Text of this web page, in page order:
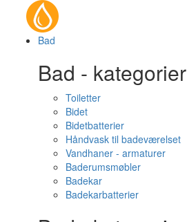
Bad
Bad - kategorier
Toiletter
Bidet
Bidetbatterier
Håndvask til badeværelset
Vandhaner - armaturer
Baderumsmøbler
Badekar
Badekarbatterier